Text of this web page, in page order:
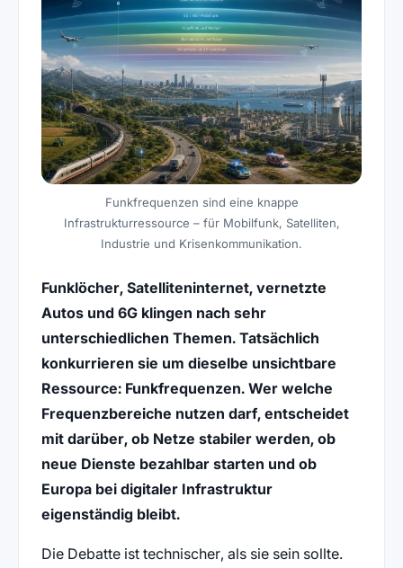
Funkfrequenzen sind eine knappe
Infrastrukturressource – für Mobilfunk, Satelliten,
Industrie und Krisenkommunikation.
Funklöcher, Satelliteninternet, vernetzte
Autos und 6G klingen nach sehr
unterschiedlichen Themen. Tatsächlich
konkurrieren sie um dieselbe unsichtbare
Ressource: Funkfrequenzen. Wer welche
Frequenzbereiche nutzen darf, entscheidet
mit darüber, ob Netze stabiler werden, ob
neue Dienste bezahlbar starten und ob
Europa bei digitaler Infrastruktur
eigenständig bleibt.
Die Debatte ist technischer, als sie sein sollte.